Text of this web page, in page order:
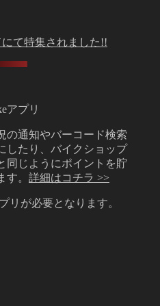
にて特集されました!!
アプリ
の通知やバーコード検索
したり、バイクショップ
同じようにポイントを貯
。 詳細はコチラ >>
リが必要となります。